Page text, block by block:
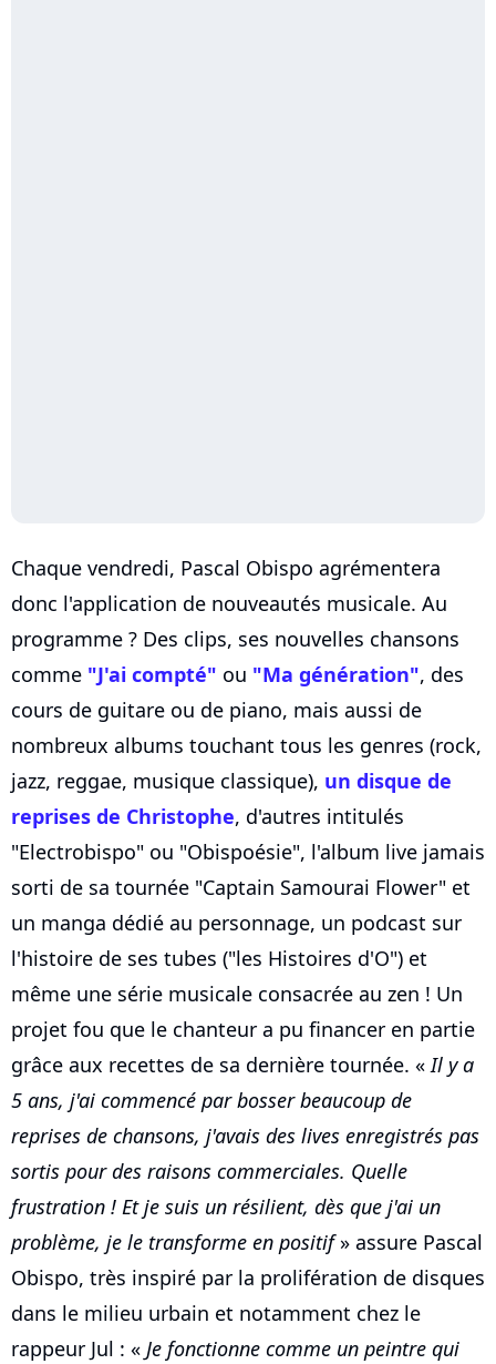
Chaque vendredi, Pascal Obispo agrémentera
donc l'application de nouveautés musicale. Au
programme ? Des clips, ses nouvelles chansons
comme "J'ai compté" ou "Ma génération", des
cours de guitare ou de piano, mais aussi de
nombreux albums touchant tous les genres (rock,
jazz, reggae, musique classique), un disque de
reprises de Christophe, d'autres intitulés
"Electrobispo" ou "Obispoésie", l'album live jamais
sorti de sa tournée "Captain Samourai Flower" et
un manga dédié au personnage, un podcast sur
l'histoire de ses tubes ("les Histoires d'O") et
même une série musicale consacrée au zen ! Un
projet fou que le chanteur a pu financer en partie
grâce aux recettes de sa dernière tournée. «Il y a
5 ans, j'ai commencé par bosser beaucoup de
reprises de chansons, j'avais des lives enregistrés pas
sortis pour des raisons commerciales. Quelle
frustration ! Et je suis un résilient, dès que j'ai un
problème, je le transforme en positif» assure Pascal
Obispo, très inspiré par la prolifération de disques
dans le milieu urbain et notamment chez le
rappeur Jul : « Je fonctionne comme un peintre qui